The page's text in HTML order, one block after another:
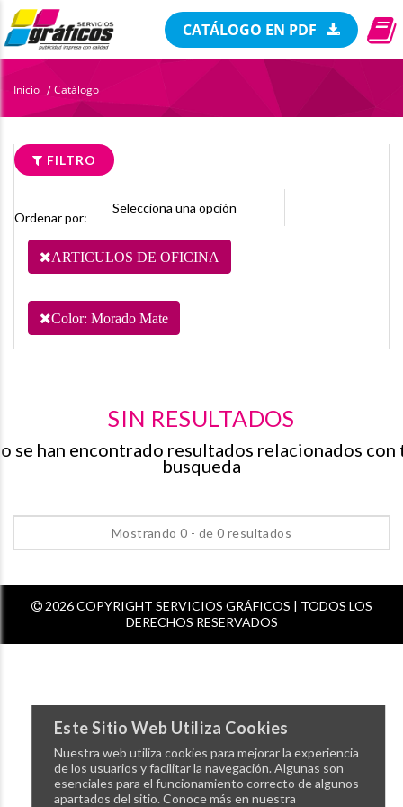
CATÁLOGO EN PDF
Inicio / Catálogo
Este Sitio Web Utiliza Cookies
Nuestra web utiliza cookies para mejorar la experiencia
de los usuarios y facilitar la navegación. Algunas son
esenciales para el funcionamiento correcto de algunos
apartados del sitio. Conoce más en nuestra
FILTRO
Ordenar por:
ARTICULOS DE OFICINA
Color: Morado Mate
SIN RESULTADOS
se han encontrado resultados relacionados con
busqueda
Mostrando 0 - de 0 resultados
2026 COPYRIGHT SERVICIOS GRÁFICOS | TODOS LOS
DERECHOS RESERVADOS